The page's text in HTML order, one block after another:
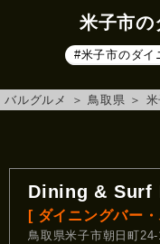
米子市の
#米子市のダイ
バルグルメ ＞ 鳥取県 ＞
Dining & Surf
[ ダイニングバー
鳥取県米子市朝日町